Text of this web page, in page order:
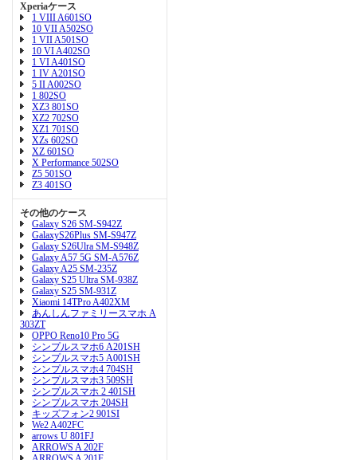
Xperiaケース
1 VIII A601SO
10 VII A502SO
1 VII A501SO
10 VI A402SO
1 VI A401SO
1 IV A201SO
5 II A002SO
1 802SO
XZ3 801SO
XZ2 702SO
XZ1 701SO
XZs 602SO
XZ 601SO
X Performance 502SO
Z5 501SO
Z3 401SO
その他のケース
Galaxy S26 SM-S942Z
GalaxyS26Plus SM-S947Z
Galaxy S26Ulra SM-S948Z
Galaxy A57 5G SM-A576Z
Galaxy A25 SM-235Z
Galaxy S25 Ultra SM-938Z
Galaxy S25 SM-931Z
Xiaomi 14TPro A402XM
あんしんファミリースマホ A
303ZT
OPPO Reno10 Pro 5G
シンプルスマホ6 A201SH
シンプルスマホ5 A001SH
シンプルスマホ4 704SH
シンプルスマホ3 509SH
シンプルスマホ 2 401SH
シンプルスマホ 204SH
キッズフォン2 901SI
We2 A402FC
arrows U 801FJ
ARROWS A 202F